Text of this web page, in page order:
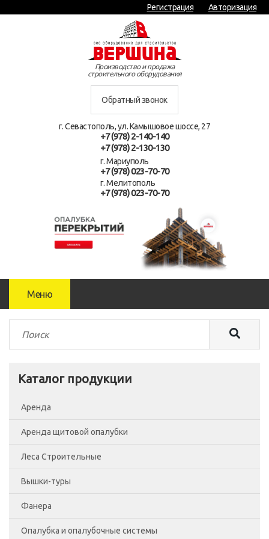
Регистрация Авторизация
Производство и продажа
строительного оборудования
Обратный звонок
г. Севастополь, ул. Камышовое шоссе, 27
+7 (978) 2-140-140
+7 (978) 2-130-130
г. Мариуполь
+7 (978) 023-70-70
г. Мелитополь
+7 (978) 023-70-70
Меню
Каталог продукции
Аренда
Аренда щитовой опалубки
Леса Строительные
Леса рамные
Помосты
Сетка фасадная
Вышки-туры
Вышка-тура ВСП-250/0.7
Вышка-тура ВСП-250/1.2
Фанера
Фанера Россия
Опалубка и опалубочные системы